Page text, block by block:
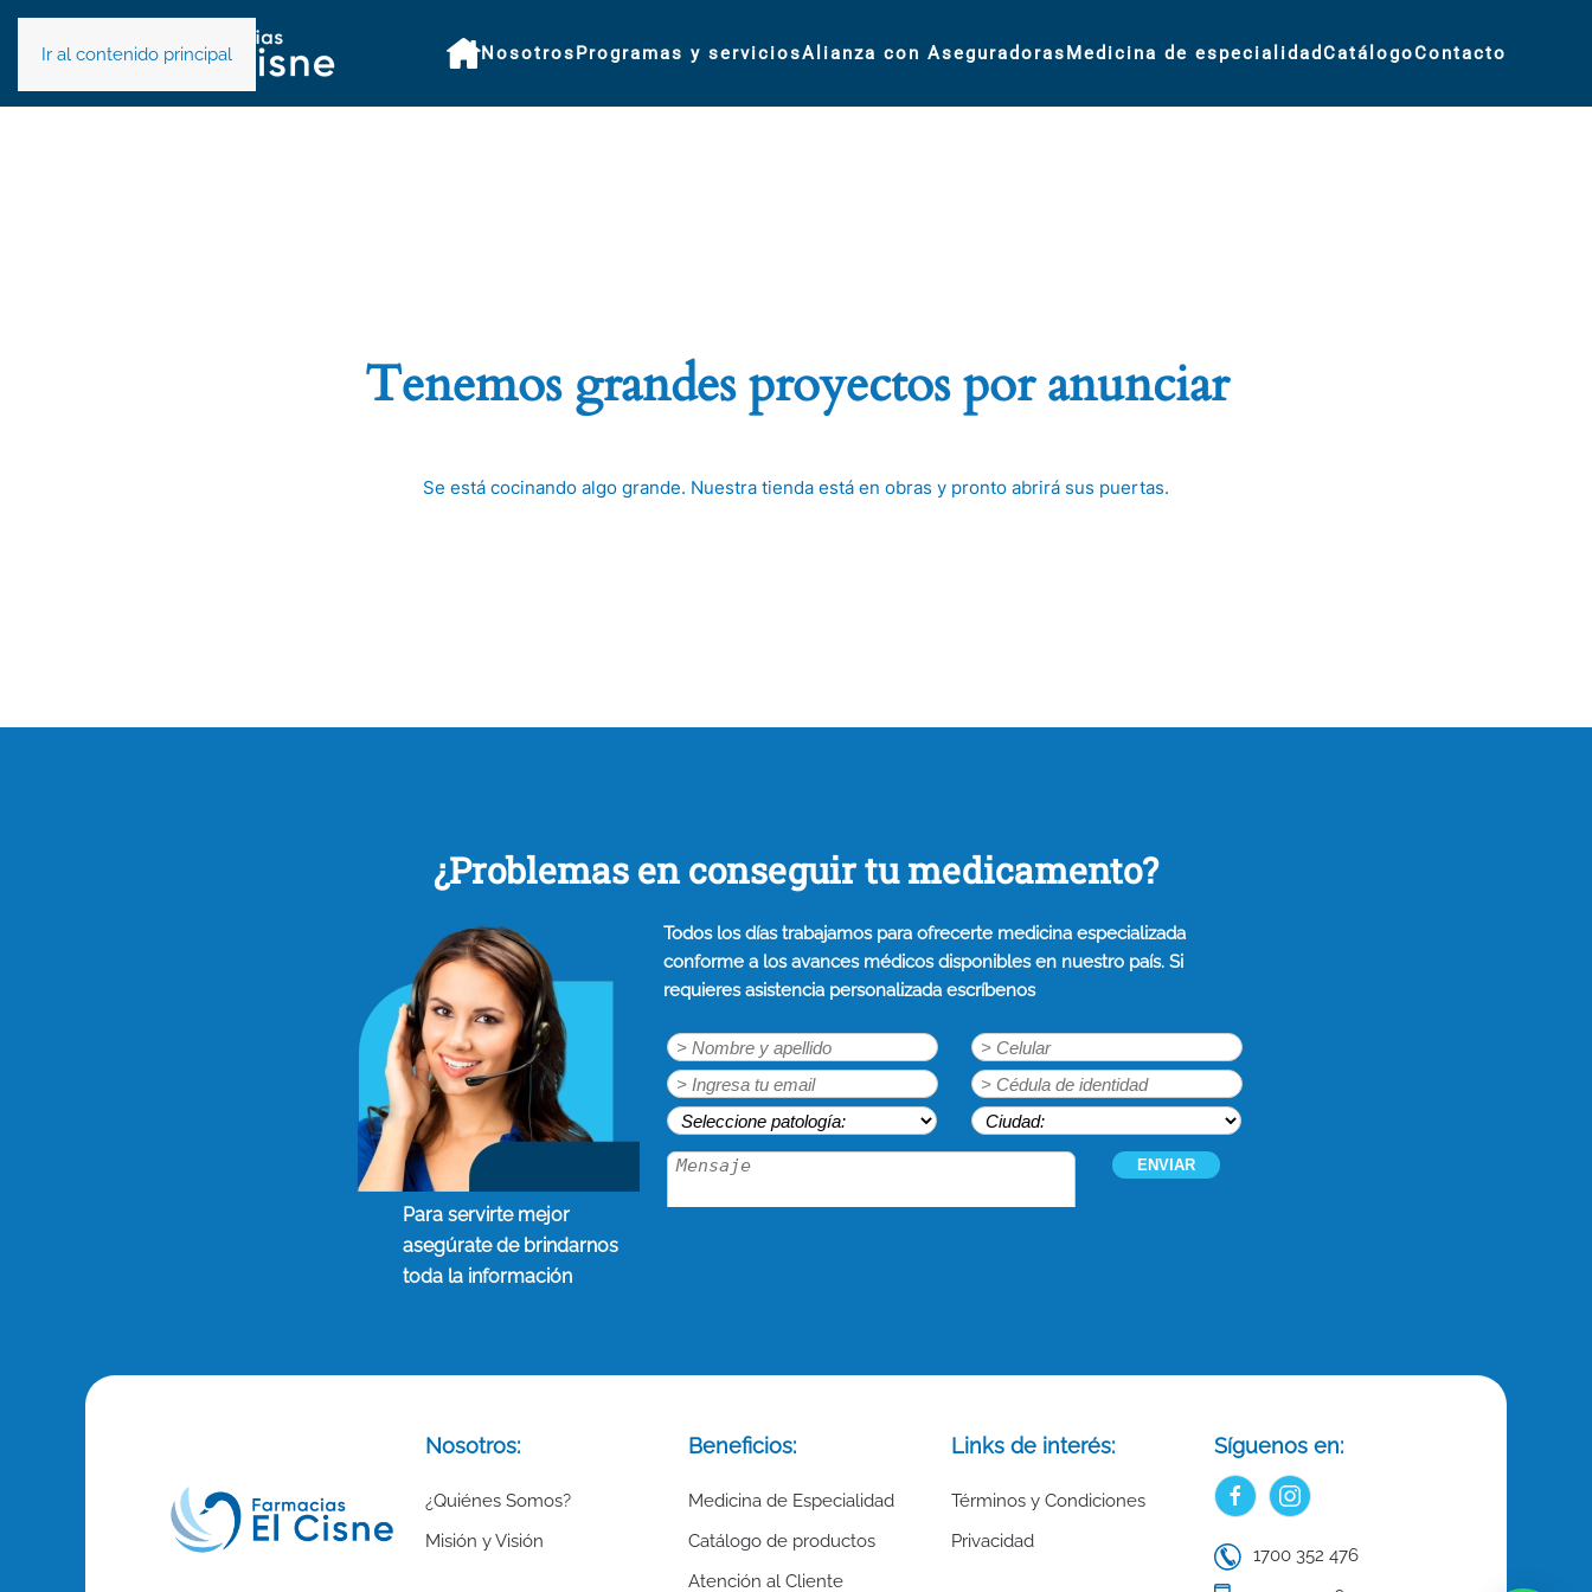
Ir al contenido principal NosotrosProgramas y serviciosAlianza con AseguradorasMedicina de especialidad CatálogoContacto
Tenemos grandes proyectos por anunciar
Se está cocinando algo grande. Nuestra tienda está en obras y pronto abrirá sus puertas.
¿Problemas en conseguir tu medicamento?
Para servirte mejor
asegúrate de brindarnos
toda la información
Todos los días trabajamos para ofrecerte medicina especializada
conforme a los avances médicos disponibles en nuestro país. Si
requieres asistencia personalizada escríbenos
Nosotros:
¿Quiénes Somos?
Misión y Visión
Beneficios:
Medicina de Especialidad
Catálogo de productos
Atención al Cliente
Links de interés:
Términos y Condiciones
Privacidad
Síguenos en:
1700 352 476